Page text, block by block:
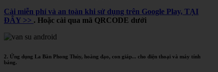
Cài miễn phí và an toàn khi sử dụng trên Google Play, TẠI
ĐÂY >> . Hoặc cài qua mã QRCODE dưới
2. Ứng dụng La Bàn Phong Thủy, hoàng đạo, con giáp... cho điện thoại và máy tính
bảng.